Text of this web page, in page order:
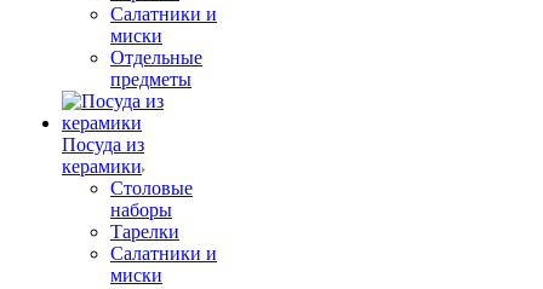
Салатники и
миски
Отдельные
предметы
Посуда из
керамики
Столовые
наборы
Тарелки
Салатники и
миски